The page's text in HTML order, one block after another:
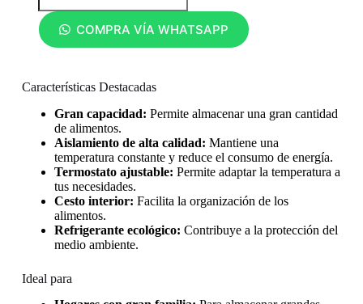
COMPRA VÍA WHATSAPP
Características Destacadas
Gran capacidad: Permite almacenar una gran cantidad
de alimentos.
Aislamiento de alta calidad: Mantiene una
temperatura constante y reduce el consumo de energía.
Termostato ajustable: Permite adaptar la temperatura a
tus necesidades.
Cesto interior: Facilita la organización de los
alimentos.
Refrigerante ecológico: Contribuye a la protección del
medio ambiente.
Ideal para